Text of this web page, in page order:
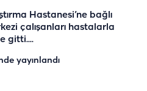
Hastanesi’ne bağlı
çalışanları hastalarla
gitti....
yayınlandı